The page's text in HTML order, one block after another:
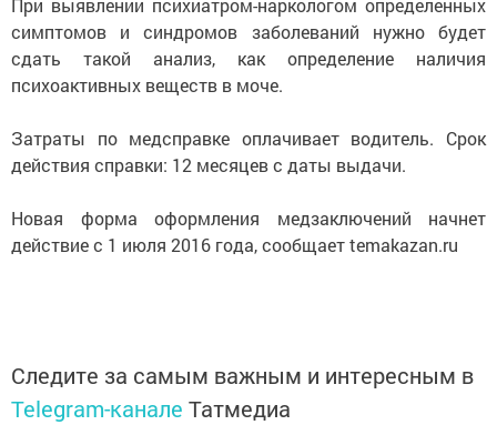
При выявлении психиатром-наркологом определенных
симптомов и синдромов заболеваний нужно будет
сдать такой анализ, как определение наличия
психоактивных веществ в моче.
Затраты по медсправке оплачивает водитель. Срок
действия справки: 12 месяцев с даты выдачи.
Новая форма оформления медзаключений начнет
действие с 1 июля 2016 года, сообщает temakazan.ru
Следите за самым важным и интересным в
Telegram-канале Татмедиа